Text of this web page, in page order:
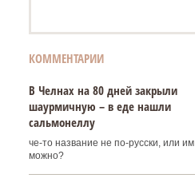
КОММЕНТАРИИ
В Челнах на 80 дней закрыли
шаурмичную – в еде нашли
сальмонеллу
че-то название не по-русски, или им
можно?